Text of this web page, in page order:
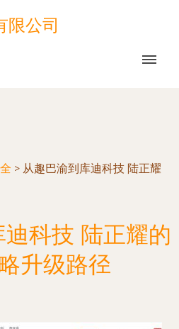
限公司
> 从趣巴渝到库迪科技 陆正耀
科技 陆正耀的
升级路径